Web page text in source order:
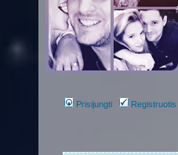
Prisijungti Registruotis